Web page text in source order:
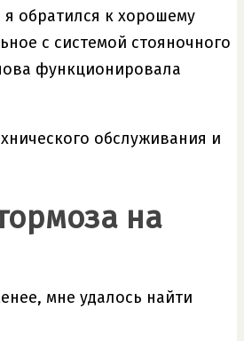
обратился к хорошему
с системой стояночного
функционировала
обслуживания и
на
мне удалось найти